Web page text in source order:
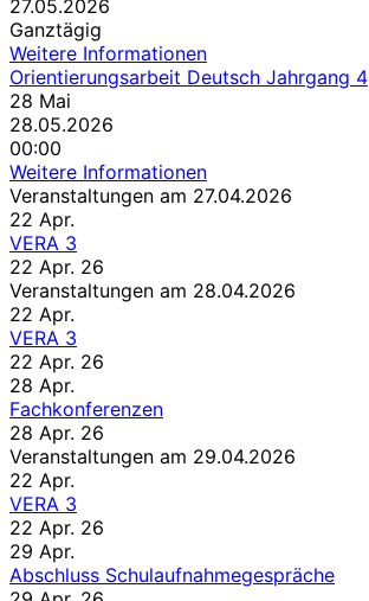
27.05.2026
Ganztägig
Weitere Informationen
Orientierungsarbeit Deutsch Jahrgang 4
28 Mai
28.05.2026
00:00
Weitere Informationen
Veranstaltungen am 27.04.2026
22 Apr.
VERA 3
22 Apr. 26
Veranstaltungen am 28.04.2026
22 Apr.
VERA 3
22 Apr. 26
28 Apr.
Fachkonferenzen
28 Apr. 26
Veranstaltungen am 29.04.2026
22 Apr.
VERA 3
22 Apr. 26
29 Apr.
Abschluss Schulaufnahmegespräche